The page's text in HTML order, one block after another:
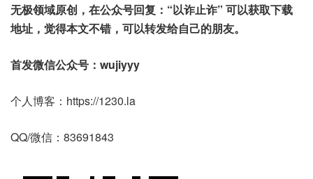
无极领域原创，在公众号回复：“以诈止诈” 可以获取下载
地址，觉得本文不错，可以转发给自己的朋友。
首发微信公众号：wujiyyy
个人博客：https://1230.la
QQ/微信：83691843